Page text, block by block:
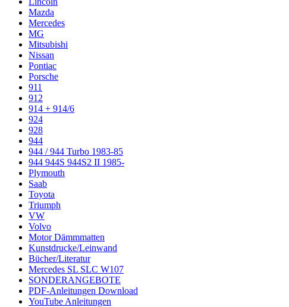
Mazda
Mercedes
MG
Mitsubishi
Nissan
Pontiac
Porsche
911
912
914 + 914/6
924
928
944
944 / 944 Turbo 1983-85
944 944S 944S2 II 1985-
Plymouth
Saab
Toyota
Triumph
VW
Volvo
Motor Dämmmatten
Kunstdrucke/Leinwand
Bücher/Literatur
Mercedes SL SLC W107
SONDERANGEBOTE
PDF-Anleitungen Download
YouTube Anleitungen